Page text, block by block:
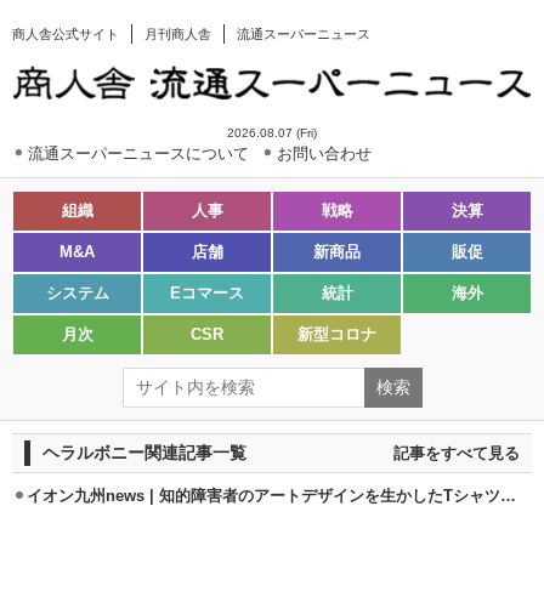
商人舎公式サイト 月刊商人舎 流通スーパーニュース
2026.08.07 (Fri)
流通スーパーニュースについて お問い合わせ
組織 人事 戦略 決算
M&A 店舗 新商品 販促
システム Eコマース 統計 海外
月次 CSR 新型コロナ
ヘラルボニー関連記事一覧 記事をすべて見る
イオン九州news | 知的障害者のアートデザインを生かしたTシャツ販売